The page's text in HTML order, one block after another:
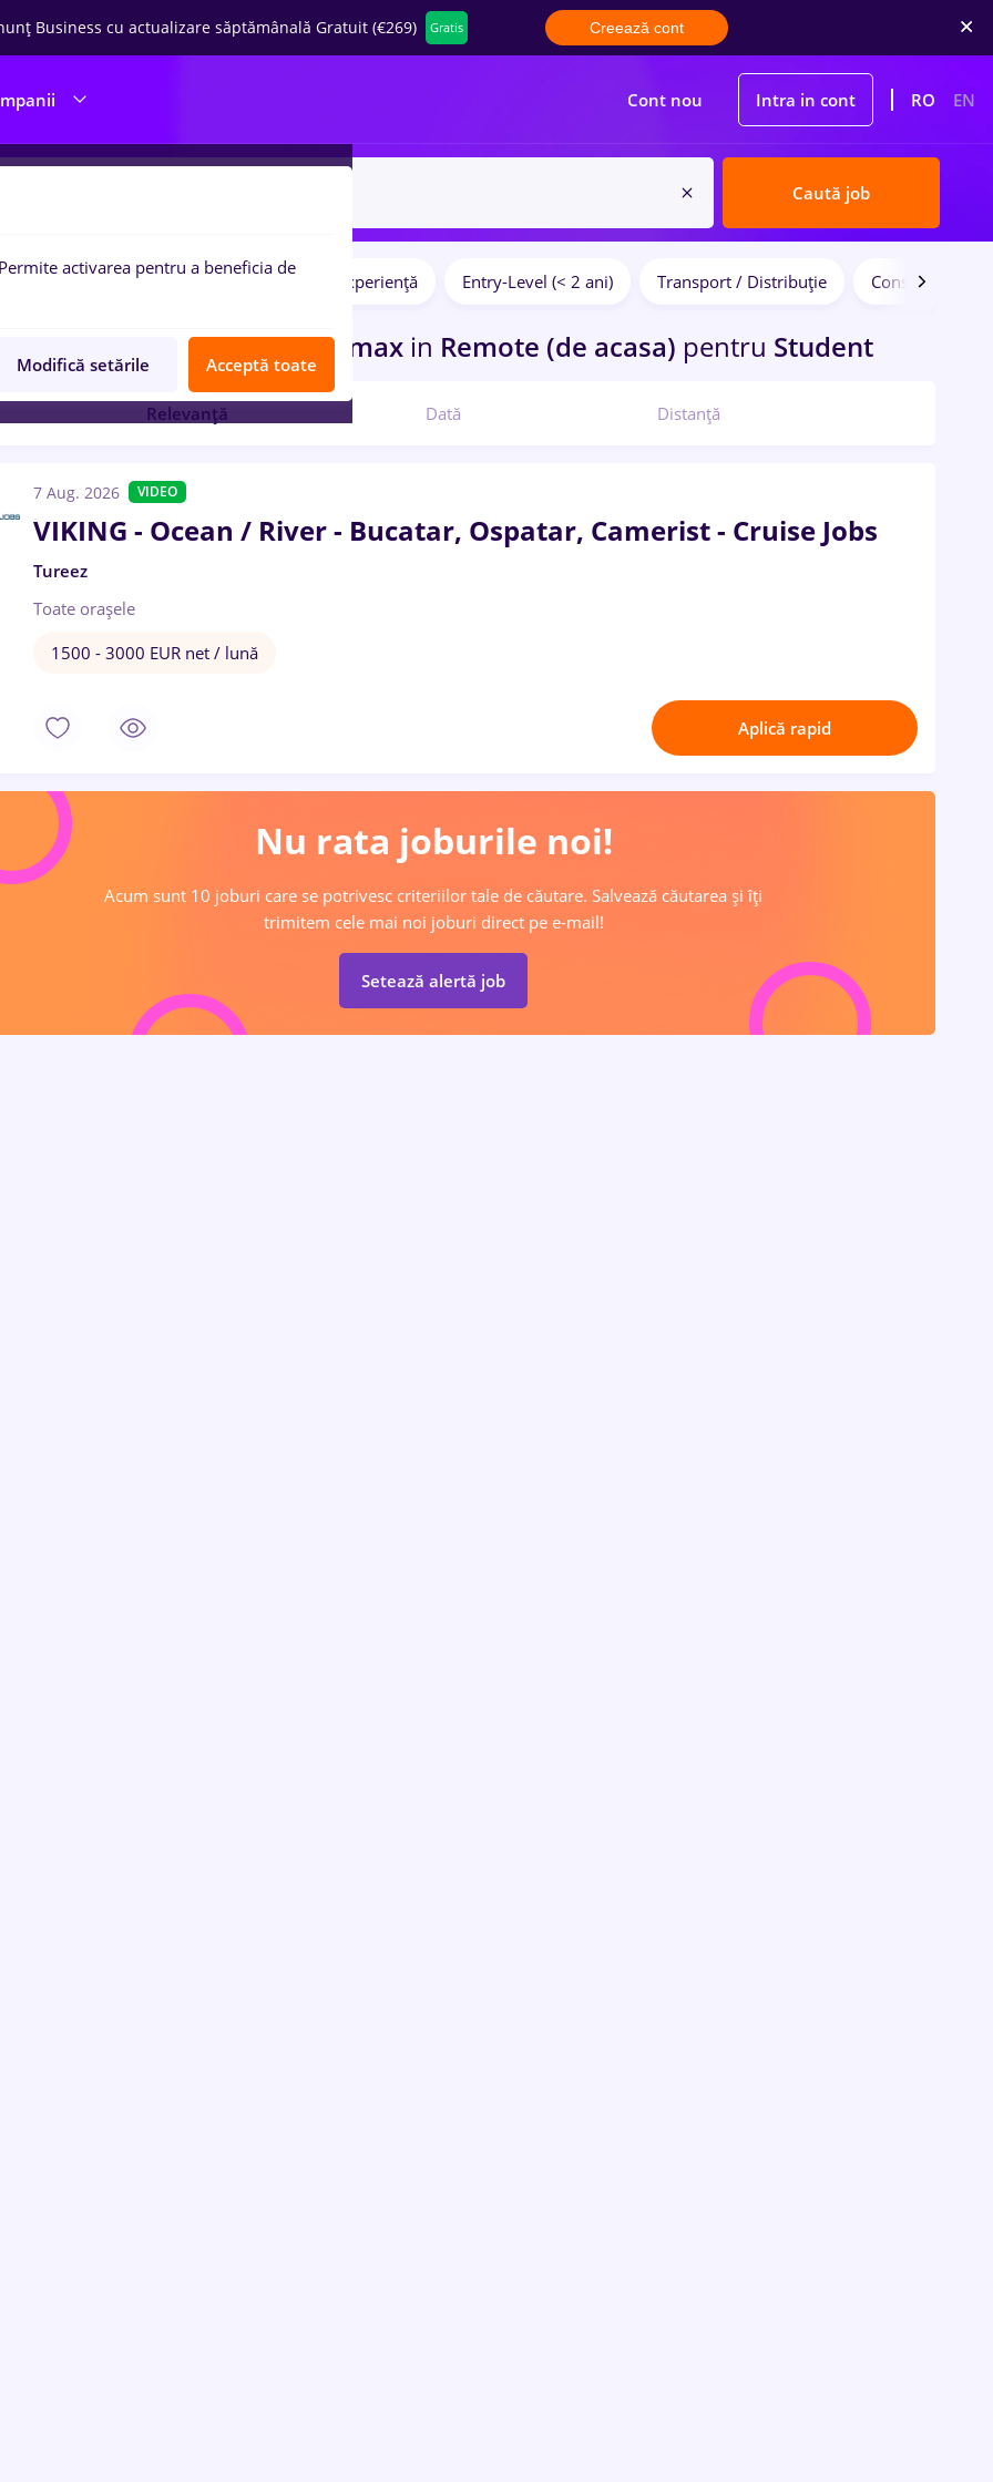
Business cu actualizare săptămânală Gratuit (€269) Gratis Creează cont
Cont nou Intra in cont RO EN
Caută job
Full time Fără experiență Entry-Level (< 2 ani) Transport / Distribuție Construcții /
cu salarii 3ds max in Remote (de acasa) pentru Student
Relevanță Dată Distanță
7 Aug. 2026 VIDEO
VIKING - Ocean / River - Bucatar, Ospatar, Camerist - Cruise Jobs
Tureez
Toate oraşele
1500 - 3000 EUR net / lună
Aplică rapid
Nu rata joburile noi!
Acum sunt 10 joburi care se potrivesc criteriilor tale de căutare. Salvează căutarea și îți
trimitem cele mai noi joburi direct pe e-mail!
Setează alertă job
Permite activarea pentru a beneficia de
Modifică setările Acceptă toate